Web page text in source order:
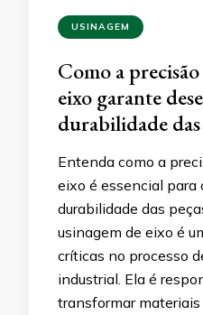
USINAGEM
Como a
eixo garante
durabilidade das
Entenda como a
eixo é essencial para
durabilidade das
usinagem de eixo é
críticas no processo
industrial. Ela é
transformar materiais